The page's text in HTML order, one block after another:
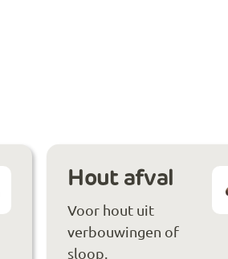
Hout afval
Voor hout uit
verbouwingen of
sloop.